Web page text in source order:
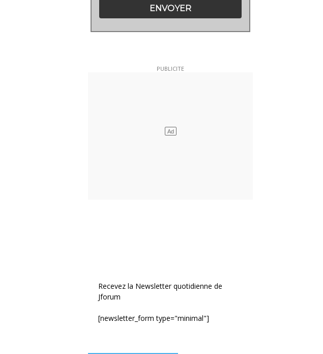
ENVOYER
Recevez la Newsletter quotidienne de
Jforum
[newsletter_form type="minimal"]